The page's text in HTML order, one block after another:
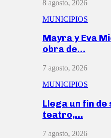
8 agosto, 2026
MUNICIPIOS
Mayra y Eva
obra de…
7 agosto, 2026
MUNICIPIOS
Llega un fin de
teatro,…
7 agosto, 2026